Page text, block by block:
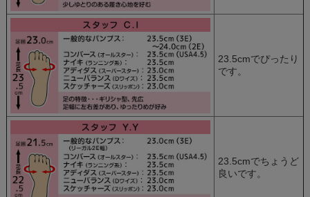
23.5cmでぴったり
です。
23.5cmでちょうど
良いです。